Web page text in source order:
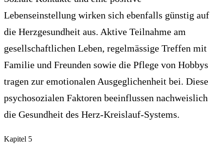
Lebenseinstellung wirken sich ebenfalls günstig auf
die Herzgesundheit aus. Aktive Teilnahme am
gesellschaftlichen Leben, regelmässige Treffen mit
Familie und Freunden sowie die Pflege von Hobbys
tragen zur emotionalen Ausgeglichenheit bei. Diese
psychosozialen Faktoren beeinflussen nachweislich
die Gesundheit des Herz-Kreislauf-Systems.
Kapitel 5